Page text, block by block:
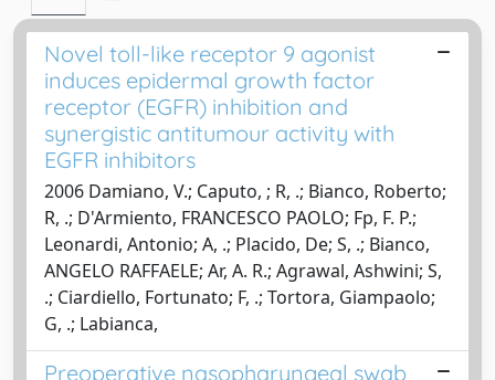
Novel toll-like receptor 9 agonist
induces epidermal growth factor
receptor (EGFR) inhibition and
synergistic antitumour activity with
EGFR inhibitors
2006 Damiano, V.; Caputo, ; R, .; Bianco, Roberto;
R, .; D'Armiento, FRANCESCO PAOLO; Fp, F. P.;
Leonardi, Antonio; A, .; Placido, De; S, .; Bianco,
ANGELO RAFFAELE; Ar, A. R.; Agrawal, Ashwini; S,
.; Ciardiello, Fortunato; F, .; Tortora, Giampaolo;
G, .; Labianca,
Preoperative nasopharyngeal swab